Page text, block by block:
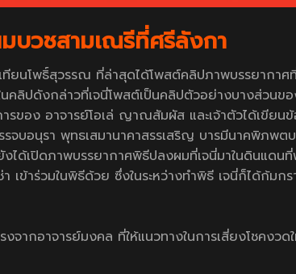
บวชสามเณรีที่ศรีลังกา
ยนโพธิ์สุวรรณ ที่ล่าสุดได้โพสต์คลิปภาพบรรยากาศ
ลิปดังกล่าวที่เจนี่โพสต์เป็นคลิปตัวอย่างบางส่วนข
ของ อาจารย์โอเล่ ญาณสัมผัส และเจ้าตัวได้เขียน
จบอนุรา พุทธเสมานาคาสรรเสริญ บารมีนาคพิภพต
ด้เปิดภาพบรรยากาศพิธีปลงผมที่เจนี่มาในดินแดนที่
ข้าร่วมในพิธีด้วย ซึ่งในระหว่างทำพิธี เจนี่ก็ได้ก้มกร
งจากอาจารย์มงคล ที่ให้แนวทางในการเสี่ยงโชคงวด